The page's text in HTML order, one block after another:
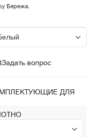
Бережа.
Задать вопрос
ДЛЯ